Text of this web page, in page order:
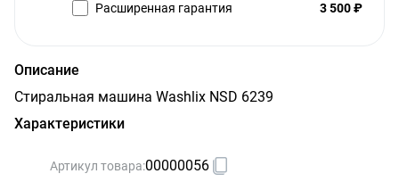
Расширенная гарантия 3 500 ₽
Описание
Стиральная машина Washlix NSD 6239
Характеристики
Артикул товара:00000056